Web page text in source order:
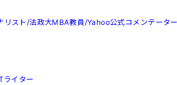
リスト/法政大MBA教員/Yahoo公式コメンテータ
ライター